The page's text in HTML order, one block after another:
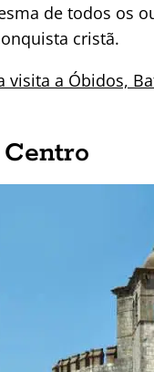
de todos os
cristã.
visita a Óbidos,